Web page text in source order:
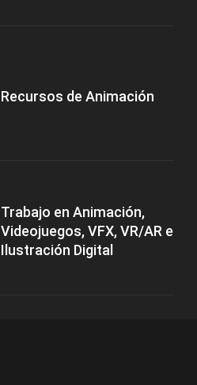
Recursos de Animación
Trabajo en Animación,
Videojuegos, VFX, VR/AR e
Ilustración Digital